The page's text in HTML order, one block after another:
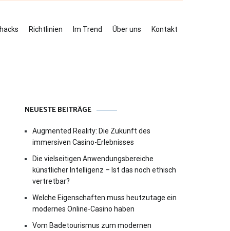
Richtlinien Im Trend Über uns Kontakt
NEUESTE BEITRÄGE
Augmented Reality: Die Zukunft des
immersiven Casino-Erlebnisses
Die vielseitigen Anwendungsbereiche
künstlicher Intelligenz – Ist das noch ethisch
vertretbar?
Welche Eigenschaften muss heutzutage ein
modernes Online-Casino haben
Vom Badetourismus zum modernen